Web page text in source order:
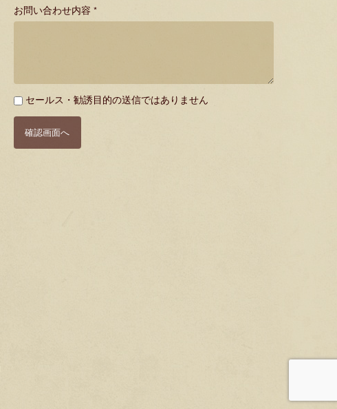
お問い合わせ内容 *
必 セールス・勧誘目的の送信ではありません
確認画面へ